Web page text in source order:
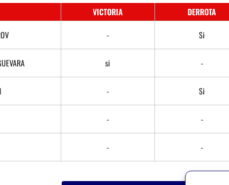
VICTORIA DERROTA
- Si
si -
- Si
- -
- -